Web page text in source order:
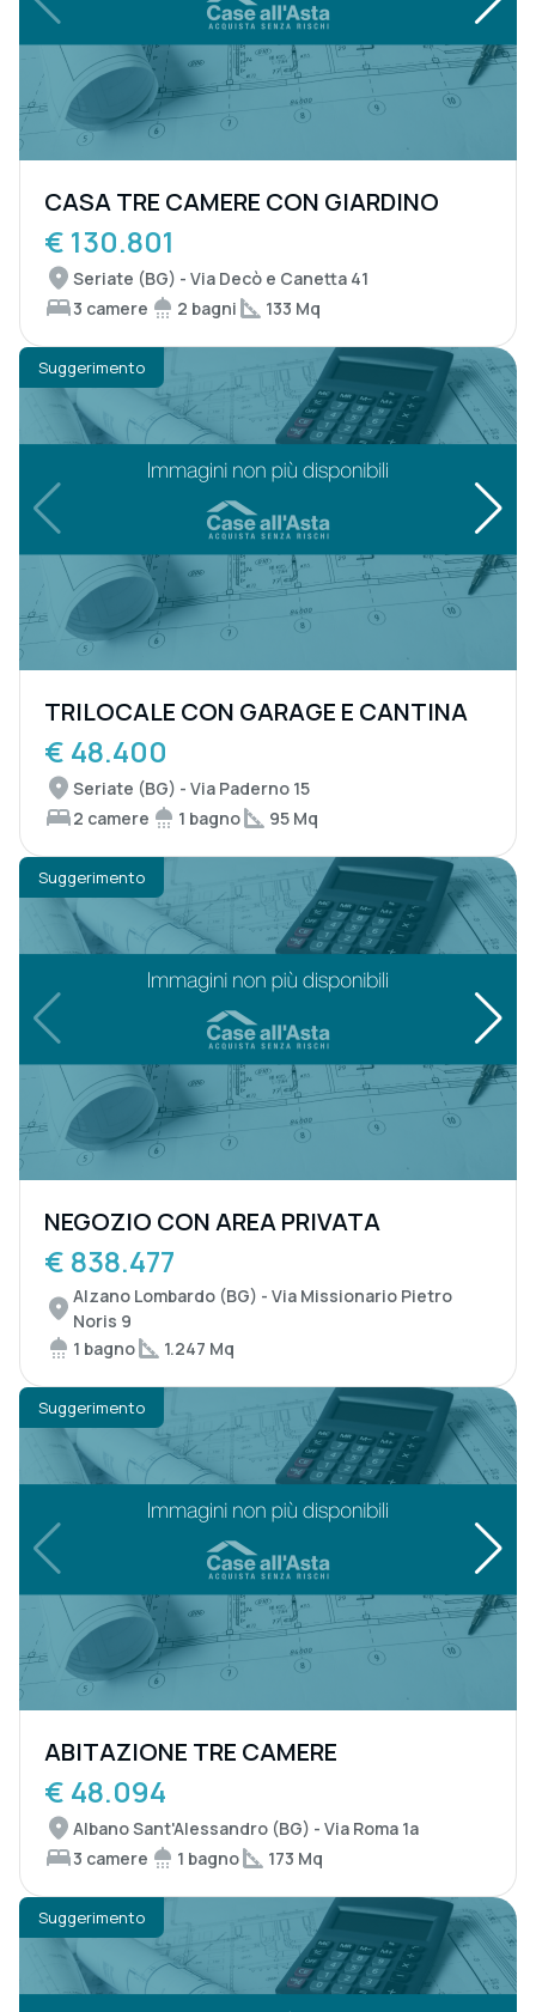
CASA TRE CAMERE CON GIARDINO
€ 130.801
Seriate (BG) - Via Decò e Canetta 41
3 camere
2 bagni 133 Mq
Suggerimento
TRILOCALE CON GARAGE E CANTINA
€ 48.400
Seriate (BG) - Via Paderno 15
2 camere
1 bagno 95 Mq
Suggerimento
NEGOZIO CON AREA PRIVATA
€ 838.477
Alzano Lombardo (BG) - Via Missionario Pietro
Noris 9
1 bagno
1.247 Mq
Suggerimento
ABITAZIONE TRE CAMERE
€ 48.094
Albano Sant'Alessandro (BG) - Via Roma 1a
3 camere
1 bagno 173 Mq
Suggerimento